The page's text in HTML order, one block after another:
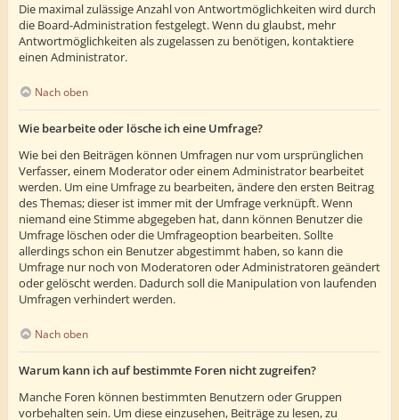
Die maximal zulässige Anzahl von Antwortmöglichkeiten wird durch
die Board-Administration festgelegt. Wenn du glaubst, mehr
Antwortmöglichkeiten als zugelassen zu benötigen, kontaktiere
einen Administrator.
Nach oben
Wie bearbeite oder lösche ich eine Umfrage?
Wie bei den Beiträgen können Umfragen nur vom ursprünglichen
Verfasser, einem Moderator oder einem Administrator bearbeitet
werden. Um eine Umfrage zu bearbeiten, ändere den ersten Beitrag
des Themas; dieser ist immer mit der Umfrage verknüpft. Wenn
niemand eine Stimme abgegeben hat, dann können Benutzer die
Umfrage löschen oder die Umfrageoption bearbeiten. Sollte
allerdings schon ein Benutzer abgestimmt haben, so kann die
Umfrage nur noch von Moderatoren oder Administratoren geändert
oder gelöscht werden. Dadurch soll die Manipulation von laufenden
Umfragen verhindert werden.
Nach oben
Warum kann ich auf bestimmte Foren nicht zugreifen?
Manche Foren können bestimmten Benutzern oder Gruppen
vorbehalten sein. Um diese einzusehen, Beiträge zu lesen, zu